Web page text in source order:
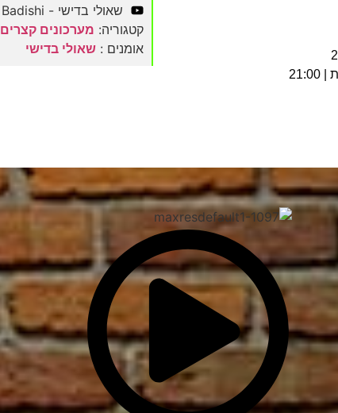
שאולי בדישי - Shaully Badishi
קטגוריה: מערכונים קצרים
אומנים : שאולי בדישי